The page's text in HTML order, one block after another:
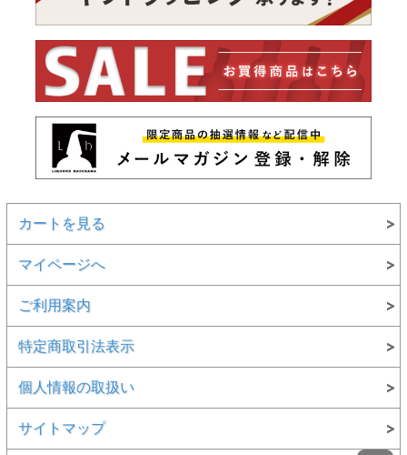
カートを見る
マイページへ
ご利用案内
特定商取引法表示
個人情報の取扱い
サイトマップ